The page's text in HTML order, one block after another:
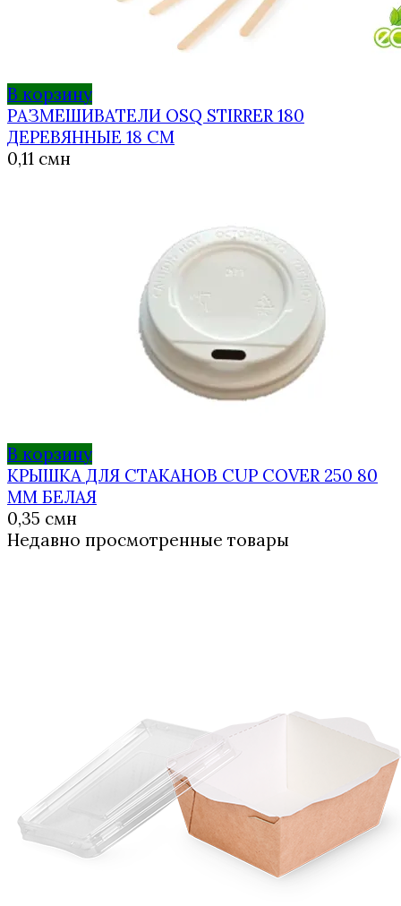
В корзину
РАЗМЕШИВАТЕЛИ OSQ STIRRER 180
ДЕРЕВЯННЫЕ 18 СМ
0,11 смн
В корзину
КРЫШКА ДЛЯ СТАКАНОВ CUP COVER 250 80
ММ БЕЛАЯ
0,35 смн
Недавно просмотренные товары